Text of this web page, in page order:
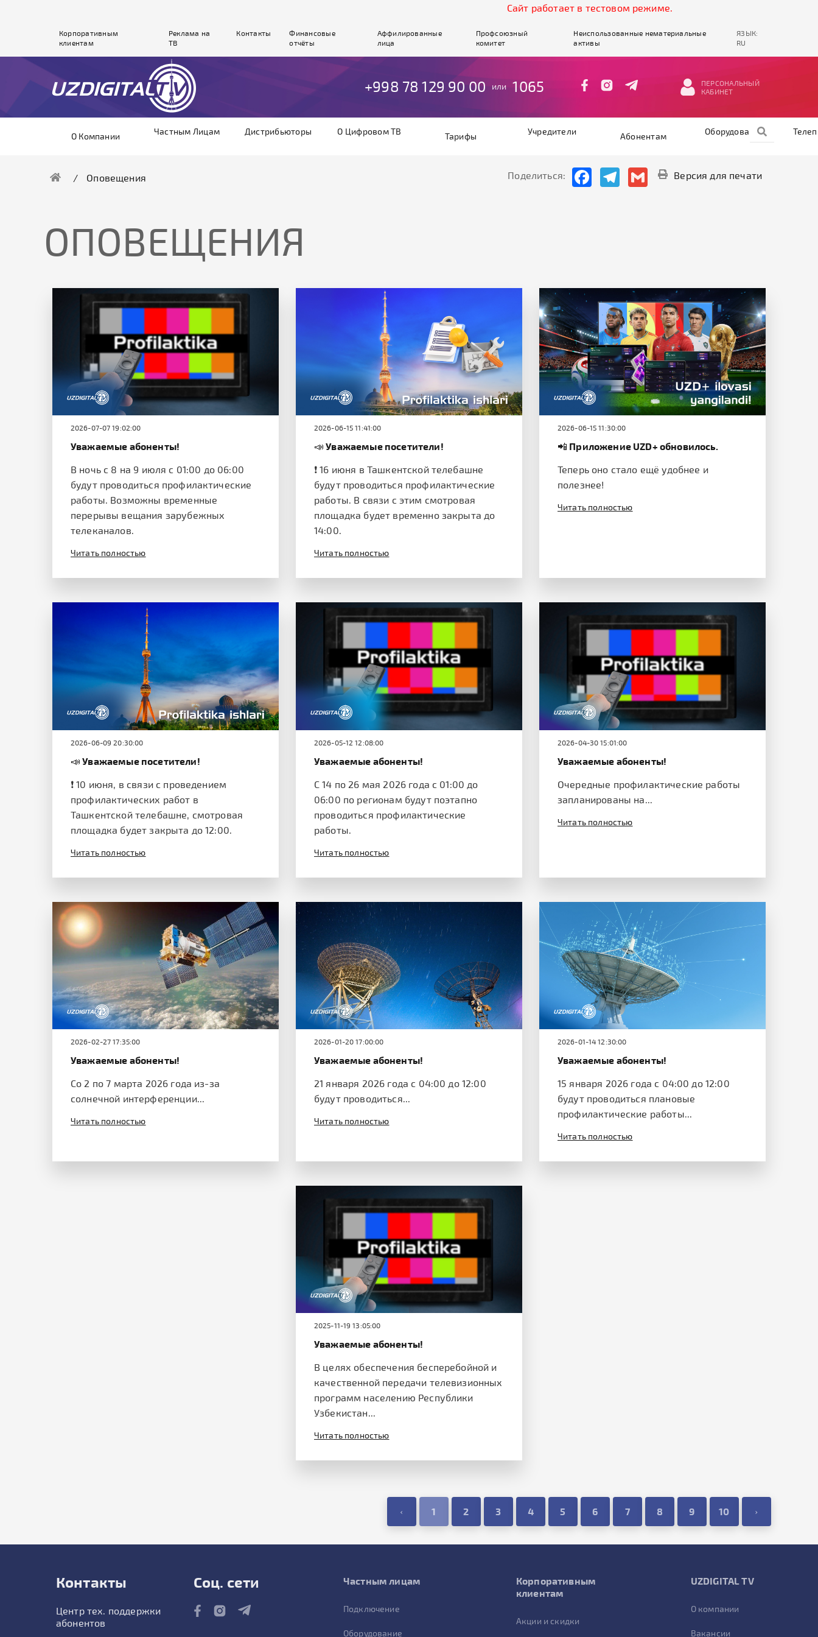
Cайт работает в тестовом режиме.
Корпоративным
клиентам
Реклама на
ТВ
Контакты
Финансовые
отчёты
Аффилированные
лица
Профсоюзный
комитет
Неиспользованные нематериальные
активы
ЯЗЫК:
RU
+998 78 129 90 00 или 1065
ПЕРСОНАЛЬНЫЙ
КАБИНЕТ
О Компании Частным Лицам Дистрибьюторы О Цифровом ТВ Тарифы Учредители Абонентам Оборудование
Оповещения Поделиться: FacebookTelegramGmail Версия для печати
ОПОВЕЩЕНИЯ
2026-07-07 19:02:00
Уважаемые абоненты!
В ночь с 8 на 9 июля с 01:00 до 06:00
будут проводиться профилактические
работы. Возможны временные
перерывы вещания зарубежных
телеканалов.
Читать полностью
2026-06-15 11:41:00
📣 Уважаемые посетители!
❗️ 16 июня в Ташкентской телебашне
будут проводиться профилактические
работы. В связи с этим смотровая
площадка будет временно закрыта до
14:00.
Читать полностью
2026-06-15 11:30:00
📲 Приложение UZD+ обновилось.
Теперь оно стало ещё удобнее и
полезнее!
Читать полностью
2026-06-09 20:30:00
📣 Уважаемые посетители!
❗️ 10 июня, в связи с проведением
профилактических работ в
Ташкентской телебашне, смотровая
площадка будет закрыта до 12:00.
Читать полностью
2026-05-12 12:08:00
Уважаемые абоненты!
С 14 по 26 мая 2026 года с 01:00 до
06:00 по регионам будут поэтапно
проводиться профилактические
работы.
Читать полностью
2026-04-30 15:01:00
Уважаемые абоненты!
Очередные профилактические работы
запланированы на...
Читать полностью
2026-02-27 17:35:00
Уважаемые абоненты!
Со 2 по 7 марта 2026 года из-за
солнечной интерференции...
Читать полностью
2026-01-20 17:00:00
Уважаемые абоненты!
21 января 2026 года с 04:00 до 12:00
будут проводиться...
Читать полностью
2026-01-14 12:30:00
Уважаемые абоненты!
15 января 2026 года с 04:00 до 12:00
будут проводиться плановые
профилактические работы...
Читать полностью
2025-11-19 13:05:00
Уважаемые абоненты!
В целях обеспечения бесперебойной и
качественной передачи телевизионных
программ населению Республики
Узбекистан...
Читать полностью
‹ 1 2 3 4 5 6 7 8 9 10 ›
Контакты
Центр тех. поддержки
абонентов
Соц. сети Частным лицам
Подключение
Оборудование
Корпоративным
клиентам
Акции и скидки
UZDIGITAL TV
О компании
Вакансии